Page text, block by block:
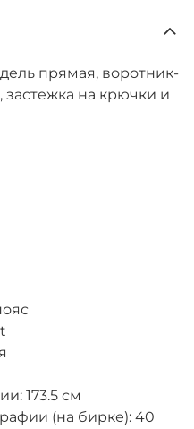
прямая, воротник-
застежка на крючки и
173.5 см
(на бирке): 40